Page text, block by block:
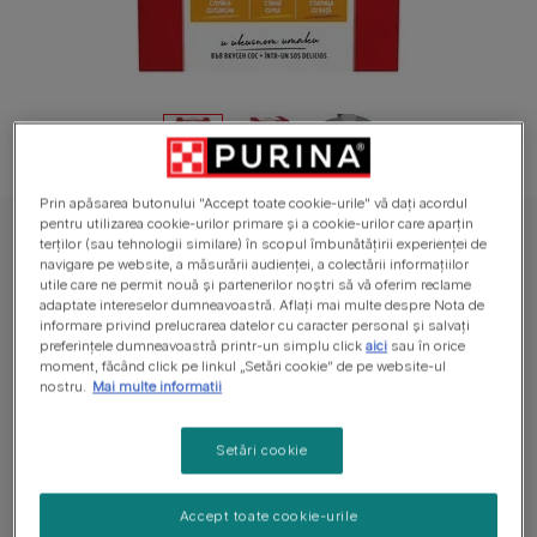
GOURMET™ Umedă Pisică
GOURMET™ MON PETIT, cu Curcan, Pui,
Rață, hrană umedă pentru pisici
Nu are voturi
Dimensiuni disponibile 6x50g
îi oferă pisicii o masă rafinată.
Prin apăsarea butonului "Accept toate cookie-urile" vă dați acordul
pentru utilizarea cookie-urilor primare și a cookie-urilor care aparțin
terților (sau tehnologii similare) în scopul îmbunătățirii experienței de
navigare pe website, a măsurării audienței, a colectării informațiilor
utile care ne permit nouă și partenerilor noștri să vă oferim reclame
adaptate intereselor dumneavoastră. Aflați mai multe despre Nota de
informare privind prelucrarea datelor cu caracter personal și salvați
preferințele dumneavoastră printr-un simplu clickaici sau în orice
moment, făcând click pe linkul „Setări cookie” de pe website-ul
nostru. Mai multe informatii
Setări cookie
Accept toate cookie-urile